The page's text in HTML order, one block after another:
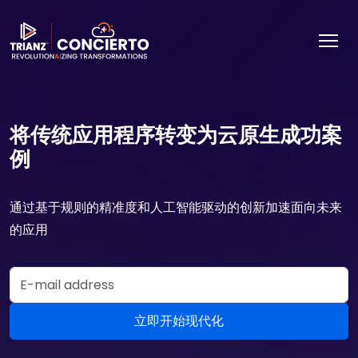
将传统应用程序转变为云原生成功案
例
通过基于规则的精准度和人工智能驱动的创新加速面向未来
的应用
立即开始现代化
Email Address